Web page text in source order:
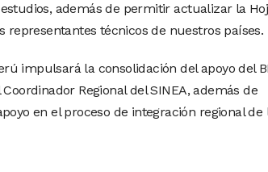
además de permitir actualizar la
representantes técnicos de nuestros países.
impulsará la consolidación del apoyo del
Regional del SINEA, además de
en el proceso de integración regional de